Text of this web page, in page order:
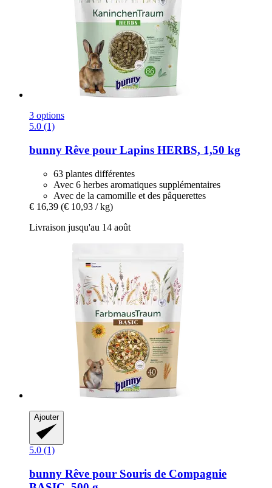
3 options
5.0 (1)
bunny Rêve pour Lapins HERBS, 1,50 kg
63 plantes différentes
Avec 6 herbes aromatiques supplémentaires
Avec de la camomille et des pâquerettes
€ 16,39 (€ 10,93 / kg)
Livraison jusqu'au 14 août
Ajouter
5.0 (1)
bunny Rêve pour Souris de Compagnie